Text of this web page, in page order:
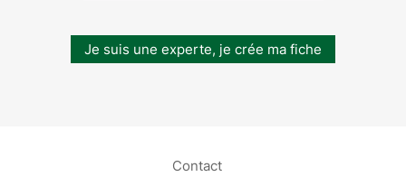
Je suis une experte, je crée ma fiche
Contact